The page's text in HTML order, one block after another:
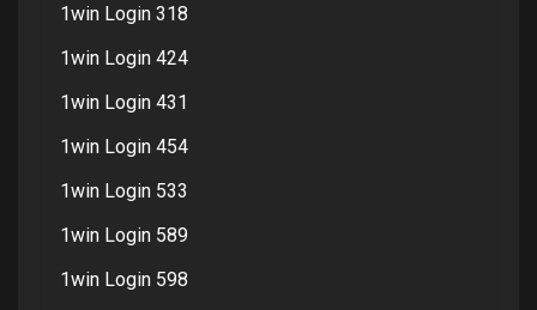
1win Login 318
1win Login 424
1win Login 431
1win Login 454
1win Login 533
1win Login 589
1win Login 598